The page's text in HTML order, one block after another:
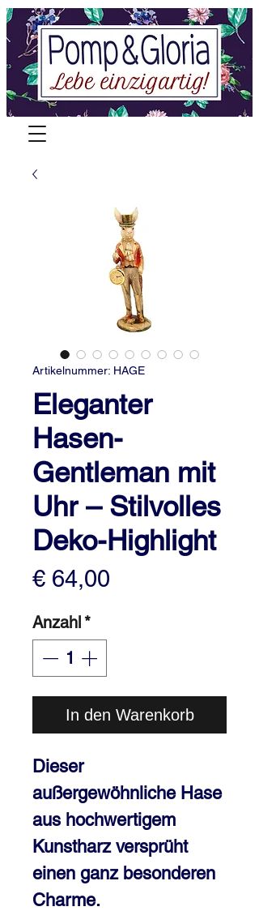
Artikelnummer: HAGE
Eleganter
Hasen-
Gentleman mit
Uhr – Stilvolles
Deko-Highlight
€ 64,00
Anzahl*
In den Warenkorb
Dieser
außergewöhnliche Hase
aus hochwertigem
Kunstharz versprüht
einen ganz besonderen
Charme.